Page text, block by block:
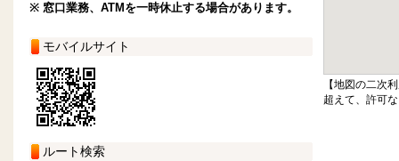
※ 窓口業務、ATMを一時休止する場合があります。
モバイルサイト
ルート検索
【地図の二次
超えて、許可